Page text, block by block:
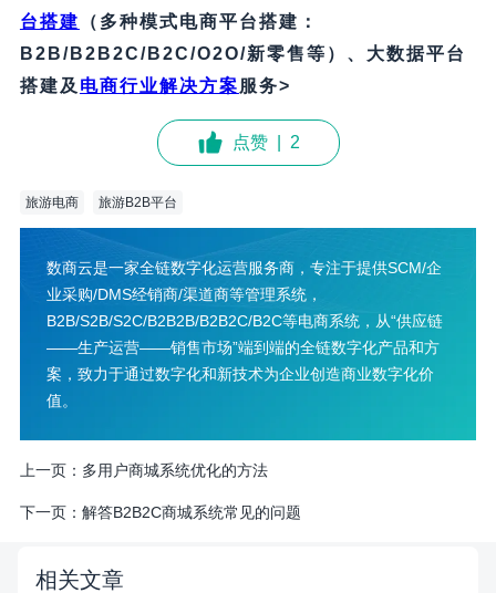
台搭建
（多种模式电商平台搭建：
B2B/B2B2C/B2C/O2O/新零售等）、大数据平台
搭建及 电商行业解决方案服务>
点赞 2
旅游电商 旅游B2B平台
数商云是一家全链数字化运营服务商，专注于提供SCM/企
业采购/DMS经销商/渠道商等管理系统，
B2B/S2B/S2C/B2B2B/B2B2C/B2C等电商系统，从“供应链
——生产运营——销售市场”端到端的全链数字化产品和方
案，致力于通过数字化和新技术为企业创造商业数字化价
值。
上一页： 多用户商城系统优化的方法
下一页： 解答B2B2C商城系统常见的问题
相关文章